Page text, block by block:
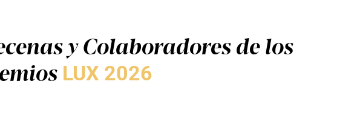
y Colaboradores de los
LUX 2026